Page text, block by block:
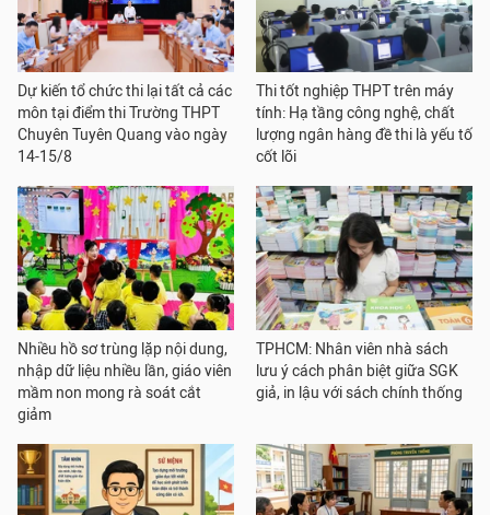
Dự kiến tổ chức thi lại tất cả các
môn tại điểm thi Trường THPT
Chuyên Tuyên Quang vào ngày
14-15/8
Thi tốt nghiệp THPT trên máy
tính: Hạ tầng công nghệ, chất
lượng ngân hàng đề thi là yếu tố
cốt lõi
Nhiều hồ sơ trùng lặp nội dung,
nhập dữ liệu nhiều lần, giáo viên
mầm non mong rà soát cắt
giảm
TPHCM: Nhân viên nhà sách
lưu ý cách phân biệt giữa SGK
giả, in lậu với sách chính thống